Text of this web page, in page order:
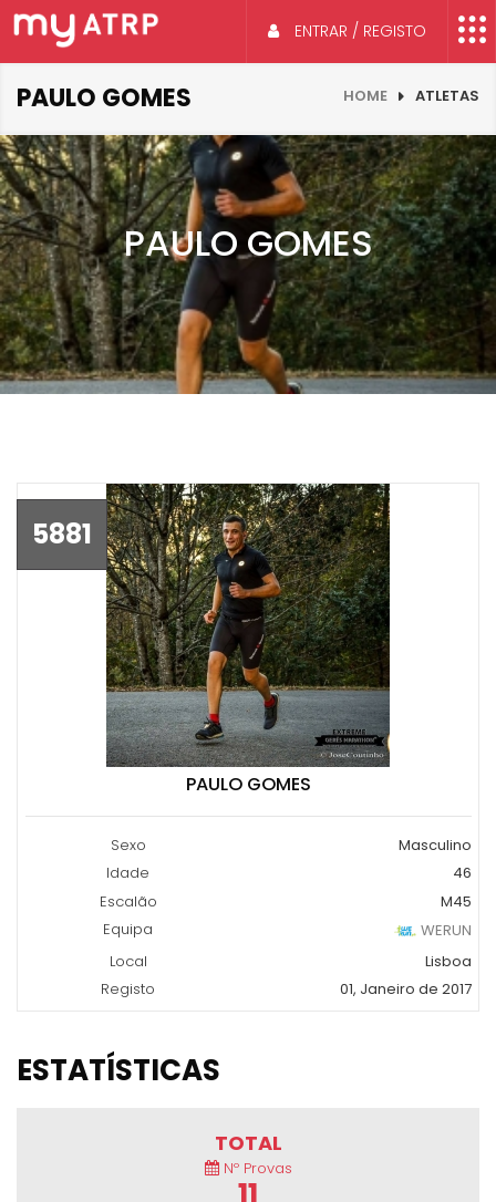
ENTRAR / REGISTO
PAULO GOMES HOME ATLETAS
PAULO GOMES
5881
PAULO GOMES
Sexo
Masculino
Idade
46
Escalão
M45
Equipa
WERUN
Local
Lisboa
Registo
01, Janeiro de 2017
ESTATÍSTICAS
TOTAL
Nº Provas